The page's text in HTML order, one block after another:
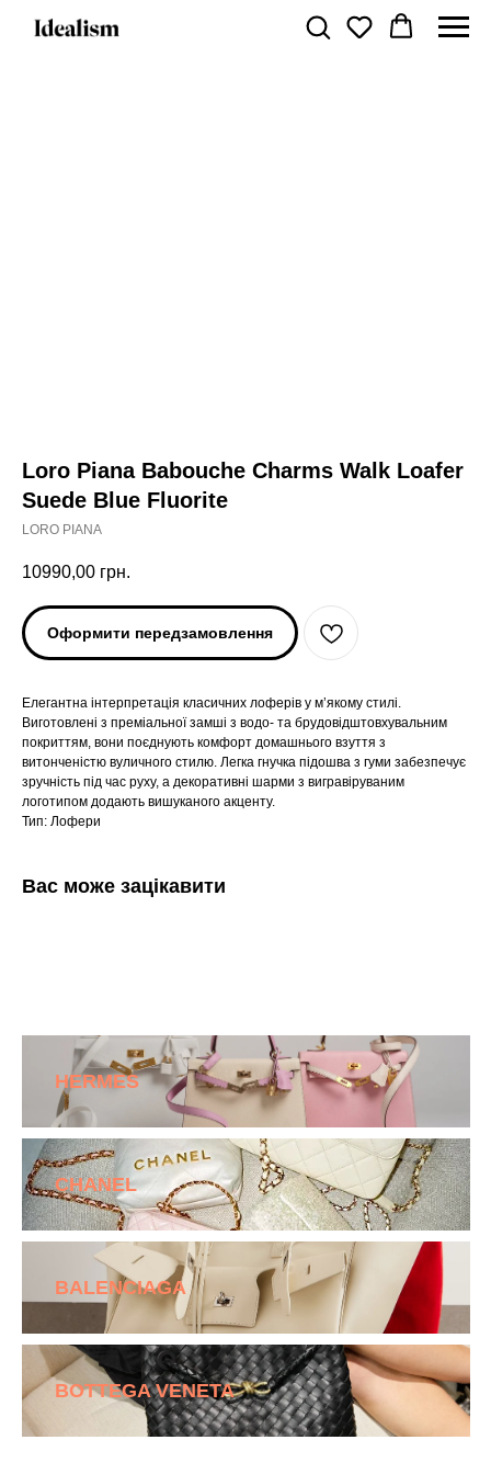
Loro Piana Babouche Charms Walk Loafer
Suede Blue Fluorite
LORO PIANA
10990,00 грн.
Оформити передзамовлення
Елегантна інтерпретація класичних лоферів у м’якому стилі.
Виготовлені з преміальної замші з водо- та брудовідштовхувальним
покриттям, вони поєднують комфорт домашнього взуття з
витонченістю вуличного стилю. Легка гнучка підошва з гуми забезпечує
зручність під час руху, а декоративні шарми з вигравіруваним
логотипом додають вишуканого акценту.
Тип: Лофери
Вас може зацікавити
HERMES
CHANEL
BALENCIAGA
BOTTEGA VENETA